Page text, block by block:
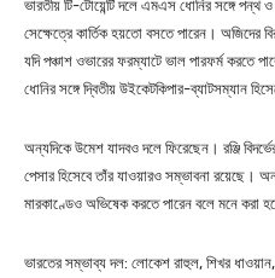
ভারতীয় টি-টোয়েন্টি দলে এমএস ধোনির সঙ্গে পন্থ
সেক্ষেত্রে কার্তিক হয়তো বসতে পারেন। অজিদের
যদি পঞ্চাশ ওভারের ফরম্যাটে ভাল পারফর্ম করতে
ধোনির সঙ্গে দ্বিতীয় উইকেটকিপার-ব্যাটসম্যান
অন্যদিকে উমেশ যাদবও দলে ফিরেছেন। রঞ্জি
পেসার হিসেবে তাঁর যাওয়ারও সম্ভাবনা রয়েছে।
মারকাণ্ডেও অভিষেক করতে পারেন বলে মনে করা
ভারতের সম্ভাব্য দল: লোকেশ রাহুল, শিখর